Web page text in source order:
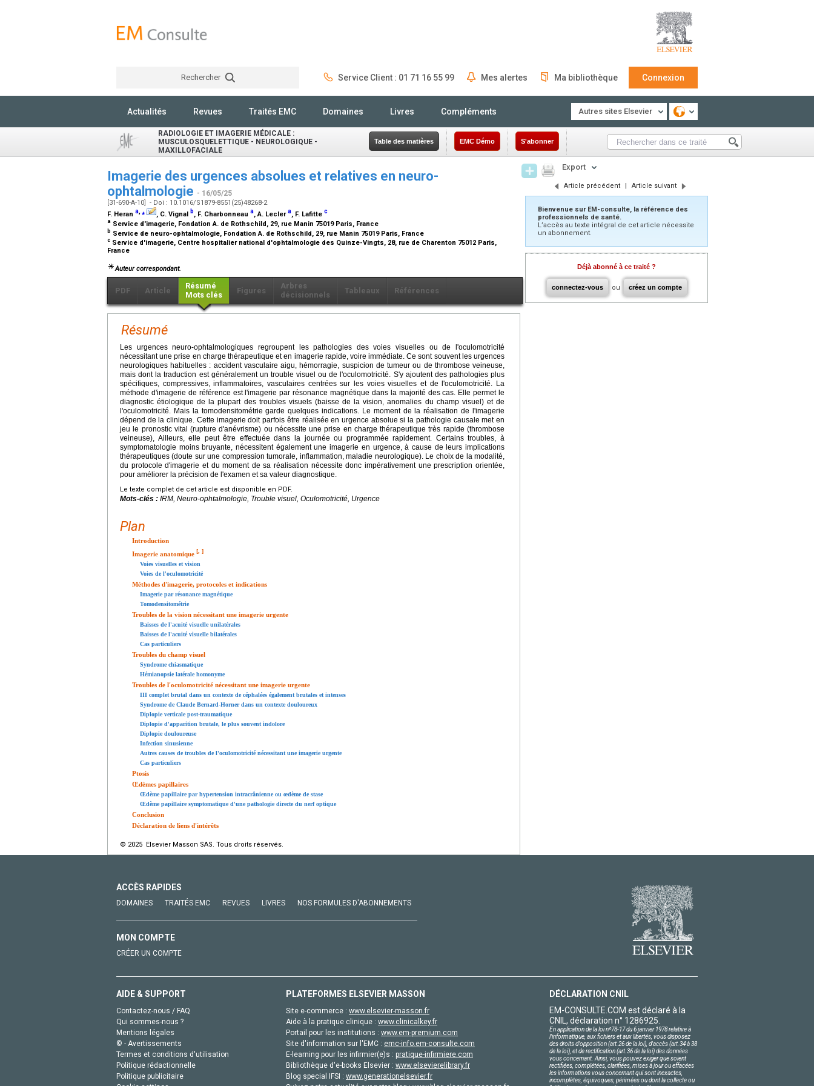
Rechercher Service Client : 01 71 16 55 99 Mes alertes Ma bibliothèque Connexion
Actualités Revues Traités EMC Domaines Livres Compléments Autres sites Elsevier
RADIOLOGIE ET IMAGERIE MÉDICALE :
MUSCULOSQUELETTIQUE - NEUROLOGIQUE -
MAXILLOFACIALE
Table des matières EMC Démo S'abonner
Imagerie des urgences absolues et relatives en neuro-
ophtalmologie - 16/05/25
[31-690-A-10] - Doi : 10.1016/S1879-8551(25)48268-2
F. Heran a,⁎ , C. Vignal b, F. Charbonneau a, A. Leclera, F. Lafitte c
a Service d'imagerie, Fondation A. de Rothschild, 29, rue Manin 75019 Paris, France
b Service de neuro-ophtalmologie, Fondation A. de Rothschild, 29, rue Manin 75019 Paris, France
c Service d'imagerie, Centre hospitalier national d'ophtalmologie des Quinze-Vingts, 28, rue de Charenton 75012 Paris,
France
Auteur correspondant.
PDF Article
Résumé
Mots clés
Figures
Arbres
décisionnels
Tableaux Références
Résumé
Les urgences neuro-ophtalmologiques regroupent les pathologies des voies visuelles ou de l'oculomotricité
nécessitant une prise en charge thérapeutique et en imagerie rapide, voire immédiate. Ce sont souvent les urgences
neurologiques habituelles : accident vasculaire aigu, hémorragie, suspicion de tumeur ou de thrombose veineuse,
mais dont la traduction est généralement un trouble visuel ou de l'oculomotricité. S'y ajoutent des pathologies plus
spécifiques, compressives, inflammatoires, vasculaires centrées sur les voies visuelles et de l'oculomotricité. La
méthode d'imagerie de référence est l'imagerie par résonance magnétique dans la majorité des cas. Elle permet le
diagnostic étiologique de la plupart des troubles visuels (baisse de la vision, anomalies du champ visuel) et de
l'oculomotricité. Mais la tomodensitométrie garde quelques indications. Le moment de la réalisation de l'imagerie
dépend de la clinique. Cette imagerie doit parfois être réalisée en urgence absolue si la pathologie causale met en
jeu le pronostic vital (rupture d'anévrisme) ou nécessite une prise en charge thérapeutique très rapide (thrombose
veineuse), Ailleurs, elle peut être effectuée dans la journée ou programmée rapidement. Certains troubles, à
symptomatologie moins bruyante, nécessitent également une imagerie en urgence, à cause de leurs implications
thérapeutiques (doute sur une compression tumorale, inflammation, maladie neurologique). Le choix de la modalité,
du protocole d'imagerie et du moment de sa réalisation nécessite donc impérativement une prescription orientée,
pour améliorer la précision de l'examen et sa valeur diagnostique.
Le texte complet de cet article est disponible en PDF.
Mots-clés : IRM, Neuro-ophtalmologie, Trouble visuel, Oculomotricité, Urgence
Plan
Introduction
Imagerie anatomique [, ]
Voies visuelles et vision
Voies de l'oculomotricité
Méthodes d'imagerie, protocoles et indications
Imagerie par résonance magnétique
Tomodensitométrie
Troubles de la vision nécessitant une imagerie urgente
Baisses de l'acuité visuelle unilatérales
Baisses de l'acuité visuelle bilatérales
Cas particuliers
Troubles du champ visuel
Syndrome chiasmatique
Hémianopsie latérale homonyme
Troubles de l'oculomotricité nécessitant une imagerie urgente
III complet brutal dans un contexte de céphalées également brutales et intenses
Syndrome de Claude Bernard-Horner dans un contexte douloureux
Diplopie verticale post-traumatique
Diplopie d'apparition brutale, le plus souvent indolore
Diplopie douloureuse
Infection sinusienne
Autres causes de troubles de l'oculomotricité nécessitant une imagerie urgente
Cas particuliers
Ptosis
Œdèmes papillaires
Œdème papillaire par hypertension intracrânienne ou œdème de stase
Œdème papillaire symptomatique d'une pathologie directe du nerf optique
Conclusion
Déclaration de liens d'intérêts
© 2025 Elsevier Masson SAS. Tous droits réservés.
Export
Article précédent | Article suivant
Bienvenue sur EM-consulte, la référence des
professionnels de santé.
L’accès au texte intégral de cet article nécessite
un abonnement.
Déjà abonné à ce traité ?
connectez-vous ou créez un compte
ACCÈS RAPIDES
DOMAINES TRAITÉS EMC REVUES LIVRES NOS FORMULES D'ABONNEMENTS
MON COMPTE
CRÉER UN COMPTE
AIDE & SUPPORT
Contactez-nous / FAQ
Qui sommes-nous ?
Mentions légales
© - Avertissements
Termes et conditions d'utilisation
Politique rédactionnelle
Politique publicitaire
PLATEFORMES ELSEVIER MASSON
Site e-commerce : www.elsevier-masson.fr
Aide à la pratique clinique : www.clinicalkey.fr
Portail pour les institutions : www.em-premium.com
Site d'information sur l'EMC : emc-info.em-consulte.com
E-learning pour les infirmier(e)s : pratique-infirmiere.com
Bibliothèque d'e-books Elsevier : www.elsevierelibrary.fr
Blog special IFSI : www.generationelsevier.fr
DÉCLARATION CNIL
EM-CONSULTE.COM est déclaré à la
CNIL, déclaration n° 1286925.
En application de la loi nº78-17 du 6 janvier 1978 relative à
l'informatique, aux fichiers et aux libertés, vous disposez
des droits d'opposition (art.26 de la loi), d'accès (art.34 à 38
de la loi), et de rectification (art.36 de la loi) des données
vous concernant. Ainsi, vous pouvez exiger que soient
rectifiées, complétées, clarifiées, mises à jour ou effacées
les informations vous concernant qui sont inexactes,
incomplètes, équivoques, périmées ou dont la collecte ou